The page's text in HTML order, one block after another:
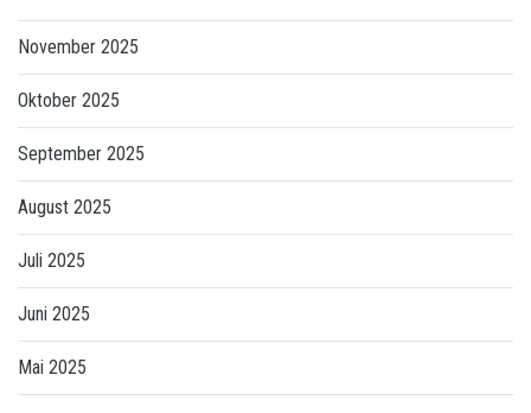
November 2025
Oktober 2025
September 2025
August 2025
Juli 2025
Juni 2025
Mai 2025